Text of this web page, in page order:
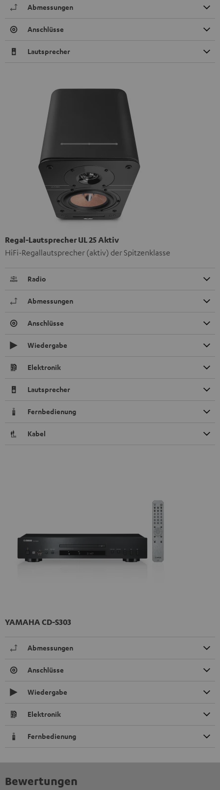
Abmessungen
Anschlüsse
Lautsprecher
Regal-Lautsprecher UL 25 Aktiv
HiFi-Regallautsprecher (aktiv) der Spitzenklasse
Radio
Abmessungen
Anschlüsse
Wiedergabe
Elektronik
Lautsprecher
Fernbedienung
Kabel
YAMAHA CD-S303
Abmessungen
Anschlüsse
Wiedergabe
Elektronik
Fernbedienung
Bewertungen